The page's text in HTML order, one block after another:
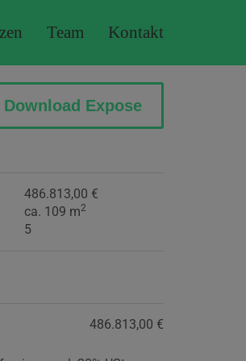
Team Kontakt
Download Expose
486.813,00 €
ca. 109 m2
5
486.813,00 €